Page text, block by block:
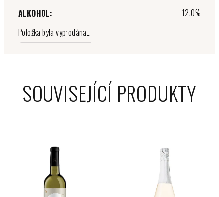
ALKOHOL:
12.0%
Položka byla vyprodána…
SOUVISEJÍCÍ PRODUKTY